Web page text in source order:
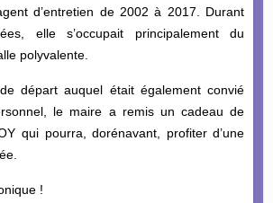
d’entretien de 2002 à 2017. Durant
elle s’occupait principalement du
polyvalente.
départ auquel était également convié
le maire a remis un cadeau de
qui pourra, dorénavant, profiter d’une
!